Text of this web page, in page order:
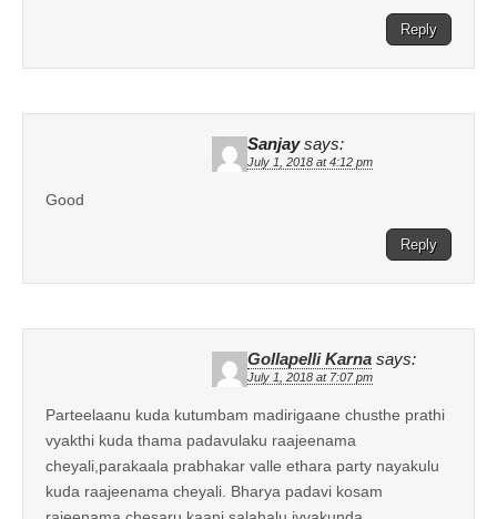
Reply
Sanjay says:
July 1, 2018 at 4:12 pm
Good
Reply
Gollapelli Karna says:
July 1, 2018 at 7:07 pm
Parteelaanu kuda kutumbam madirigaane chusthe prathi
vyakthi kuda thama padavulaku raajeenama
cheyali,parakaala prabhakar valle ethara party nayakulu
kuda raajeenama cheyali. Bharya padavi kosam